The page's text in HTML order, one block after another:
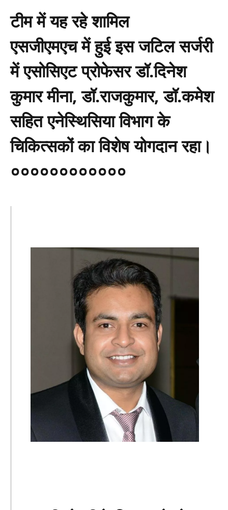
टीम में यह रहे शामिल
एसजीएमएच में हुई इस जटिल सर्जरी
में एसोसिएट प्रोफेसर डॉ.दिनेश
कुमार मीना, डॉ.राजकुमार, डॉ.कमेश
सहित एनेस्थिसिया विभाग के
चिकित्सकों का विशेष योगदान रहा।
००००००००००००